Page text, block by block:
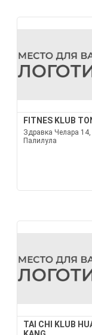
FITNES KLUB
Здравка Челара 14,
Палилула
TAI CHI KLUB